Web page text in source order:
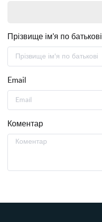
Прізвище ім'я по батькові
Email
Коментар